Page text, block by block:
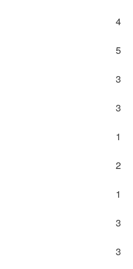
4
5
3
3
1
2
1
3
3